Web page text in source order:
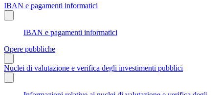
IBAN e pagamenti informatici
IBAN e pagamenti informatici
Opere pubbliche
Nuclei di valutazione e verifica degli investimenti pubblici